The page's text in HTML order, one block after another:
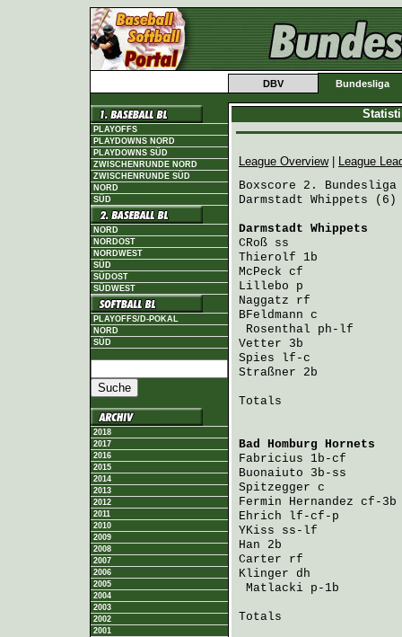
DBV Bundesliga
PLAYOFFS
PLAYDOWNS NORD
PLAYDOWNS SÜD
ZWISCHENRUNDE NORD
ZWISCHENRUNDE SÜD
NORD
SÜD
NORD
NORDOST
NORDWEST
SÜD
SÜDOST
SÜDWEST
PLAYOFFS/D-POKAL
NORD
SÜD
2018
2017
2016
2015
2014
2013
2012
2011
2010
2009
2008
2007
2006
2005
2004
2003
2002
2001
League Overview|
League
Boxscore 2. Bundesliga
Darmstadt Whippets
Darmstadt Whippets
CRoß ss
Thierolf 1b
McPeck cf
Lillebo p
Naggatz rf
BFeldmann c
Rosenthal ph-lf
Vetter 3b
Spies lf-c
Straßner 2b
Totals
Bad Homburg Hornets
Fabricius 1b-cf
Buonaiuto 3b-ss
Spitzegger c
Fermin Hernandez cf-
Ehrich lf-cf-p
YKiss ss-lf
Han 2b
Carter rf
Klinger dh
Matlacki p-1b
Totals